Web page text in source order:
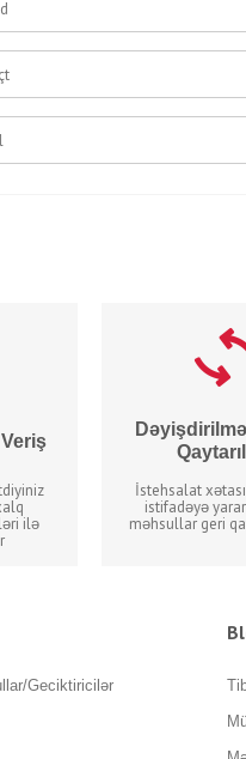
ilə
İstehsalat
istifadəyə
məhsullar geri
Geciktiricilər